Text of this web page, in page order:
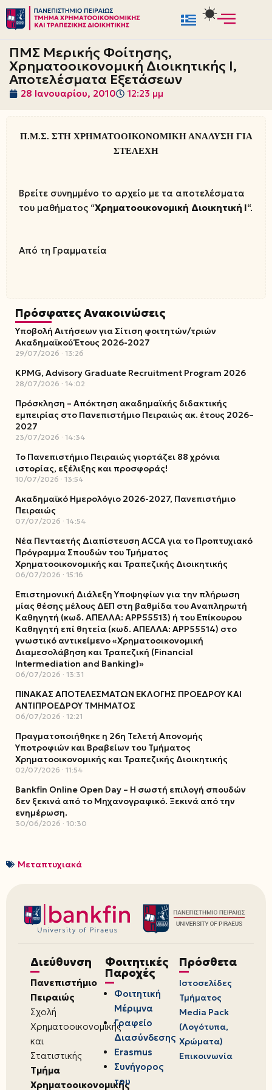
Μεταπηδήστε
στο
περιεχόμενο
ΠΜΣ Μερικής Φοίτησης,
Χρηματοοικονομική Διοικητικής Ι,
Αποτελέσματα Εξετάσεων
28 Ιανουαρίου, 2010 12:23 μμ
Π.Μ.Σ. ΣΤΗ ΧΡΗΜΑΤΟΟΙΚΟΝΟΜΙΚΗ ΑΝΑΛΥΣΗ ΓΙΑ
ΣΤΕΛΕΧΗ
Βρείτε συνημμένο το αρχείο με τα αποτελέσματα
του μαθήματος “Χρηματοοικονομική Διοικητική Ι“.
Από τη Γραμματεία
Πρόσφατες Ανακοινώσεις
Υποβολή Αιτήσεων για Σίτιση φοιτητών/τριών
Ακαδημαϊκού Έτους 2026-2027
29/07/2026 13:26
KPMG, Advisory Graduate Recruitment Program 2026
28/07/2026 14:02
Πρόσκληση – Απόκτηση ακαδημαϊκής διδακτικής
εμπειρίας στο Πανεπιστήμιο Πειραιώς ακ. έτους 2026–
2027
23/07/2026 14:34
Το Πανεπιστήμιο Πειραιώς γιορτάζει 88 χρόνια
ιστορίας, εξέλιξης και προσφοράς!
10/07/2026 13:54
Ακαδημαϊκό Ημερολόγιο 2026-2027, Πανεπιστήμιο
Πειραιώς
07/07/2026 14:54
Νέα Πενταετής Διαπίστευση ACCA για το Προπτυχιακό
Πρόγραμμα Σπουδών του Τμήματος
Χρηματοοικονομικής και Τραπεζικής Διοικητικής
06/07/2026 15:16
Επιστημονική Διάλεξη Υποψηφίων για την πλήρωση
μίας θέσης μέλους ΔΕΠ στη βαθμίδα του Αναπληρωτή
Καθηγητή (κωδ. ΑΠΕΛΛΑ: ΑΡΡ55513) ή του Επίκουρου
Καθηγητή επί θητεία (κωδ. ΑΠΕΛΛΑ: ΑΡΡ55514) στο
γνωστικό αντικείμενο «Χρηματοοικονομική
Διαμεσολάβηση και Τραπεζική (Financial
Intermediation and Banking)»
06/07/2026 13:31
ΠΙΝΑΚΑΣ ΑΠΟΤΕΛΕΣΜΑΤΩΝ ΕΚΛΟΓΗΣ ΠΡΟΕΔΡΟΥ ΚΑΙ
ΑΝΤΙΠΡΟΕΔΡΟΥ ΤΜΗΜΑΤΟΣ
06/07/2026 12:21
Πραγματοποιήθηκε η 26η Τελετή Απονομής
Υποτροφιών και Βραβείων του Τμήματος
Χρηματοοικονομικής και Τραπεζικής Διοικητικής
02/07/2026 11:54
Bankfin Online Open Day – Η σωστή επιλογή σπουδών
δεν ξεκινά από το Μηχανογραφικό. Ξεκινά από την
ενημέρωση.
30/06/2026 10:30
Μεταπτυχιακά
Διεύθυνση
Πανεπιστήμιο
Πειραιώς
Σχολή
Χρηματοοικονομικής
και
Στατιστικής
Τμήμα
Χρηματοοικονομικής
Φοιτητικές
Παροχές
Φοιτητική
Μέριμνα
Γραφείο
Διασύνδεσης
Erasmus
Συνήγορος
του
Πρόσθετα
Ιστοσελίδες
Τμήματος
Media Pack
(Λογότυπα,
Χρώματα)
Επικοινωνία